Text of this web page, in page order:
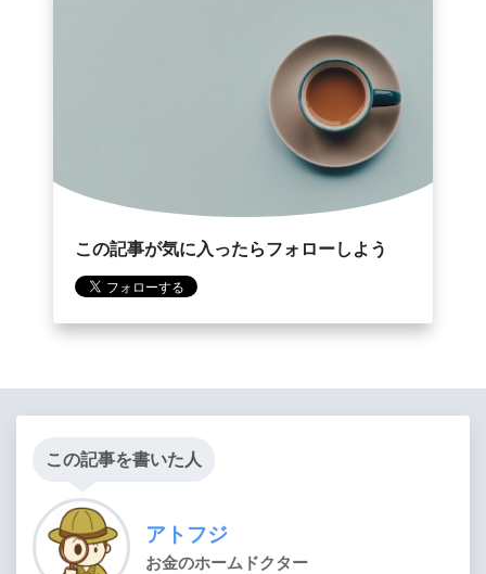
この記事が気に入ったらフォローしよう
この記事を書いた人
アトフジ
お金のホームドクター